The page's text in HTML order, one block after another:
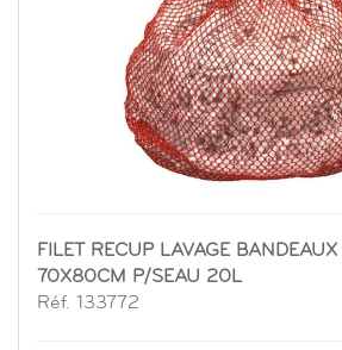
FILET RECUP LAVAGE
70X80CM P/SEAU 20L
Réf. 133772